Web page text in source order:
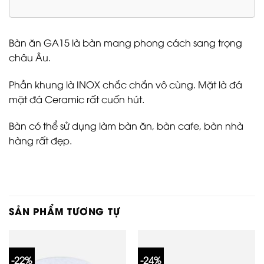
Bàn ăn GA15 là bàn mang phong cách sang trọng
châu Âu.
Phần khung là INOX chắc chắn vô cùng. Mặt là đá
mặt đá Ceramic rất cuốn hút.
Bàn có thể sử dụng làm bàn ăn, bàn cafe, bàn nhà
hàng rất đẹp.
SẢN PHẨM TƯƠNG TỰ
-22% -24%